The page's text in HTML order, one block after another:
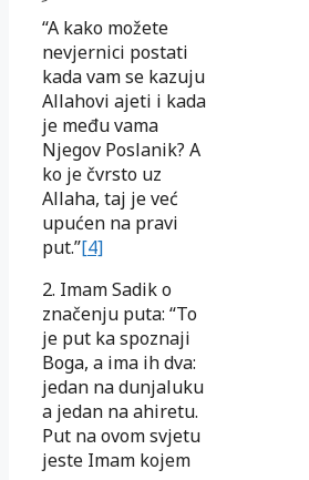
“A kako možete
nevjernici postati
kada vam se kazuju
Allahovi ajeti i kada
je među vama
Njegov Poslanik? A
ko je čvrsto uz
Allaha, taj je već
upućen na pravi
put.”[4]
2. Imam Sadik o
značenju puta: “To
je put ka spoznaji
Boga, a ima ih dva:
jedan na dunjaluku
a jedan na ahiretu.
Put na ovom svjetu
jeste Imam kojem